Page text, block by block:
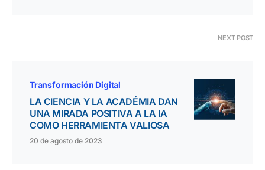
NEXT POST
Transformación Digital
LA CIENCIA Y LA ACADÉMIA DAN
UNA MIRADA POSITIVA A LA IA
COMO HERRAMIENTA VALIOSA
20 de agosto de 2023